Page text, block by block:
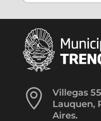

Villegas
Lauquen,
Aires.